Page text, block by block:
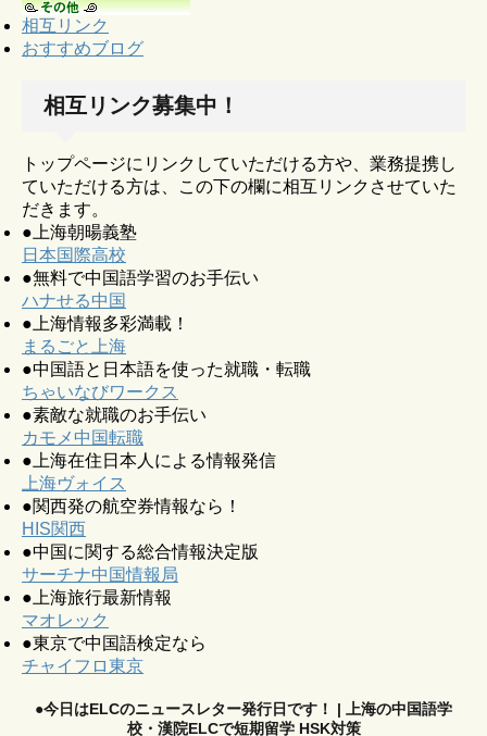
相互リンク
おすすめブログ
相互リンク募集中！
トップページにリンクしていただける方や、業務提携し
ていただける方は、この下の欄に相互リンクさせていた
だきます。
●上海朝暘義塾
日本国際高校
●無料で中国語学習のお手伝い
ハナせる中国
●上海情報多彩満載！
まるごと上海
●中国語と日本語を使った就職・転職
ちゃいなびワークス
●素敵な就職のお手伝い
カモメ中国転職
●上海在住日本人による情報発信
上海ヴォイス
●関西発の航空券情報なら！
HIS関西
●中国に関する総合情報決定版
サーチナ中国情報局
●上海旅行最新情報
マオレック
●東京で中国語検定なら
チャイフロ東京
●今日はELCのニュースレター発行日です！ | 上海の中国語学
校・漢院ELCで短期留学 HSK対策